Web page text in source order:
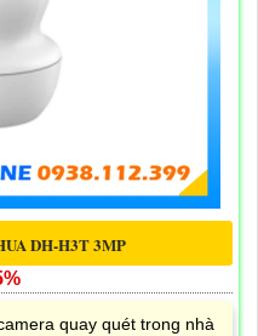
DH-H3T 3MP
quay quét trong nhà